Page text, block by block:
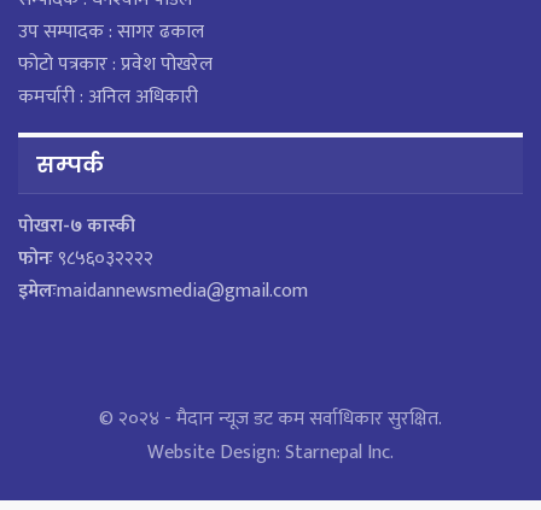
उप सम्पादक : सागर ढकाल
फोटो पत्रकार : प्रवेश पोखरेल
कमर्चारी : अनिल अधिकारी
सम्पर्क
पाेखरा-७ कास्की
फोनः९८५६०३२२२२
इमेलःmaidannewsmedia@gmail.com
© २०२४ - मैदान न्यूज डट कम सर्वाधिकार सुरक्षित.
Website Design:Starnepal Inc.